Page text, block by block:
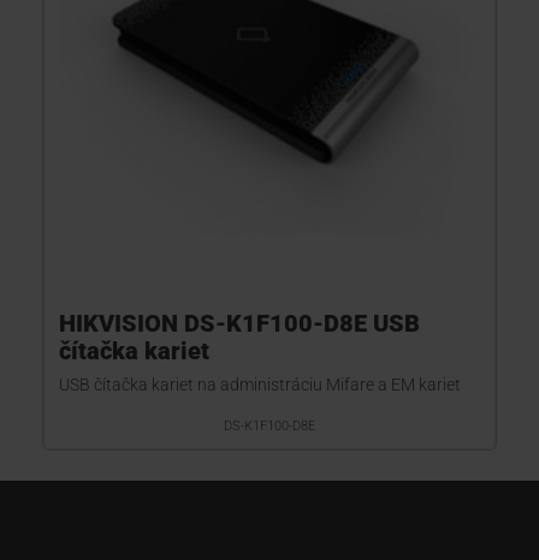
HIKVISION DS-K1F100-D8E USB
čítačka kariet
USB čítačka kariet na administráciu Mifare a EM kariet
DS-K1F100-D8E